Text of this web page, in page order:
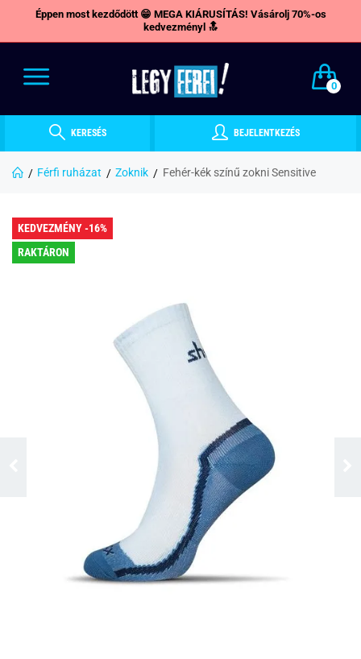
Éppen most kezdődött 😁 MEGA KIÁRUSÍTÁS! Vásárolj 70%-os
kedvezményl 🔝
0
KERESÉS BEJELENTKEZÉS
Férfi ruházat Zoknik Fehér-kék színű zokni Sensitive
KEDVEZMÉNY -16%
RAKTÁRON